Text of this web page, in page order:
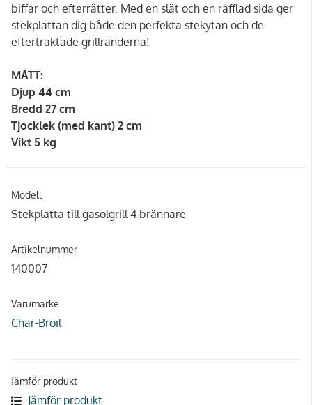
biffar och efterrätter. Med en slät och en räfflad sida ger
stekplattan dig både den perfekta stekytan och de
eftertraktade grillränderna!
MÅTT:
Djup 44 cm
Bredd 27 cm
Tjocklek (med kant) 2 cm
Vikt 5 kg
Modell
Stekplatta till gasolgrill 4 brännare
Artikelnummer
140007
Varumärke
Char-Broil
Jämför produkt
Jämför produkt